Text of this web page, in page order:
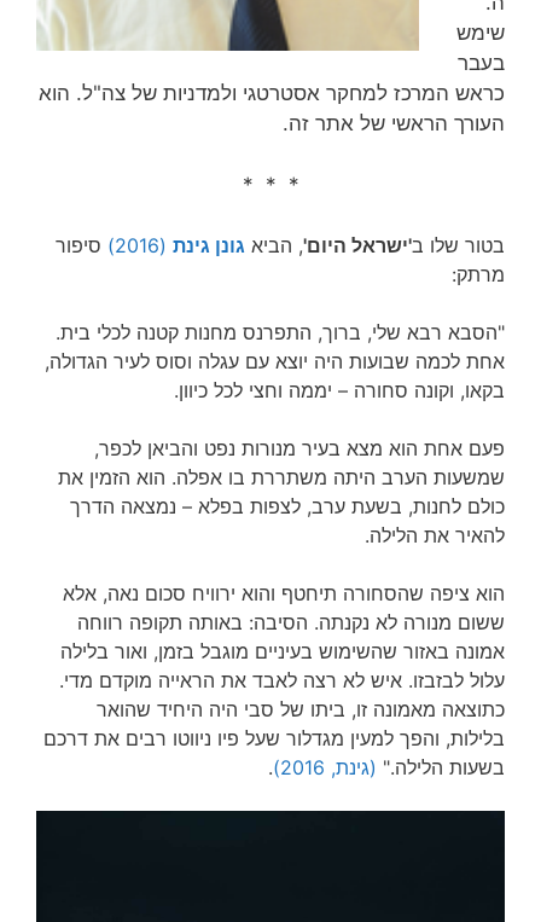
שימש
בעבר
כראש המרכז למחקר אסטרטגי ולמדניות של צה"ל. הוא
העורך הראשי של אתר זה.
* * *
בטור שלו ב'ישראל היום', הביא גונן גינת (2016)
סיפור
מרתק:
"הסבא רבא שלי, ברוך, התפרנס מחנות קטנה לכלי בית.
אחת לכמה שבועות היה יוצא עם עגלה וסוס לעיר הגדולה,
בקאו, וקונה סחורה – יממה וחצי לכל כיוון.
פעם אחת הוא מצא בעיר מנורות נפט והביאן לכפר,
שמשעות הערב היתה משתררת בו אפלה. הוא הזמין את
כולם לחנות, בשעת ערב, לצפות בפלא – נמצאה הדרך
להאיר את הלילה.
הוא ציפה שהסחורה תיחטף והוא ירוויח סכום נאה, אלא
ששום מנורה לא נקנתה. הסיבה: באותה תקופה רווחה
אמונה באזור שהשימוש בעיניים מוגבל בזמן, ואור בלילה
עלול לבזבזו. איש לא רצה לאבד את הראייה מוקדם מדי.
כתוצאה מאמונה זו, ביתו של סבי היה היחיד שהואר
בלילות, והפך למעין מגדלור שעל פיו ניווטו רבים את דרכם
בשעות הלילה." (גינת, 2016) .